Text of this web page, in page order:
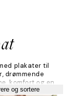
plakater til
drømmende
komfort og en
og sortere